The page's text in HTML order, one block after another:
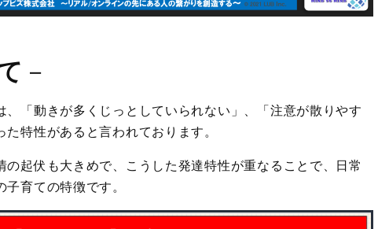
－
「動きが多くじっとしていられない」、「注意が散りやす
特性があると言われております。
起伏も大きめで、こうした発達特性が重なることで、日常
育ての特徴です。